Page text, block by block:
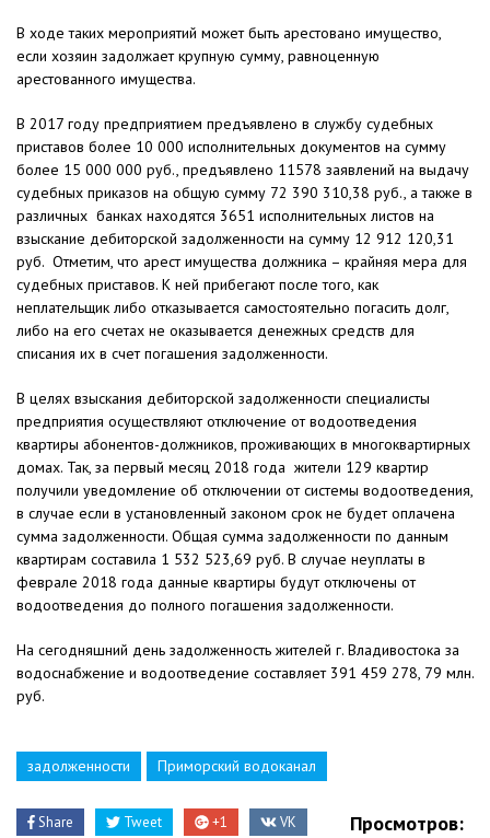
В ходе таких мероприятий может быть арестовано имущество,
если хозяин задолжает крупную сумму, равноценную
арестованного имущества.
В 2017 году предприятием предъявлено в службу судебных
приставов более 10 000 исполнительных документов на сумму
более 15 000 000 руб., предъявлено 11578 заявлений на выдачу
судебных приказов на общую сумму 72 390 310,38 руб., а также в
различных банках находятся 3651 исполнительных листов на
взыскание дебиторской задолженности на сумму 12 912 120,31
руб. Отметим, что арест имущества должника – крайняя мера для
судебных приставов. К ней прибегают после того, как
неплательщик либо отказывается самостоятельно погасить долг,
либо на его счетах не оказывается денежных средств для
списания их в счет погашения задолженности.
В целях взыскания дебиторской задолженности специалисты
предприятия осуществляют отключение от водоотведения
квартиры абонентов-должников, проживающих в многоквартирных
домах. Так, за первый месяц 2018 года жители 129 квартир
получили уведомление об отключении от системы водоотведения,
в случае если в установленный законом срок не будет оплачена
сумма задолженности. Общая сумма задолженности по данным
квартирам составила 1 532 523,69 руб. В случае неуплаты в
феврале 2018 года данные квартиры будут отключены от
водоотведения до полного погашения задолженности.
На сегодняшний день задолженность жителей г. Владивостока за
водоснабжение и водоотведение составляет 391 459 278, 79 млн.
руб.
задолженности Приморский водоканал
Share Tweet +1 VK
Просмотров: